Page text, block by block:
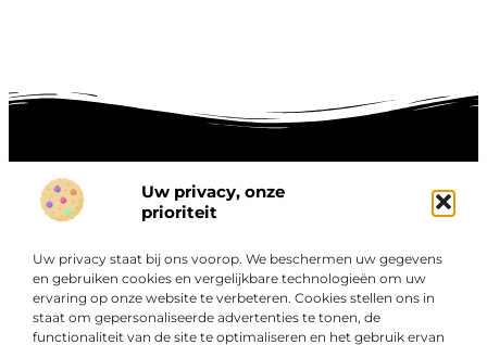
Uw privacy, onze
prioriteit
Uw privacy staat bij ons voorop. We beschermen uw gegevens
en gebruiken cookies en vergelijkbare technologieën om uw
ervaring op onze website te verbeteren. Cookies stellen ons in
staat om gepersonaliseerde advertenties te tonen, de
functionaliteit van de site te optimaliseren en het gebruik ervan
Over
Bedrijf
“Ontdek een wereld van boeiende blogs en artikelen die
je zowel inspireren als informeren.”
Bij Exclusiefbedrijf.nl draait alles om het leveren van
Onze informatie